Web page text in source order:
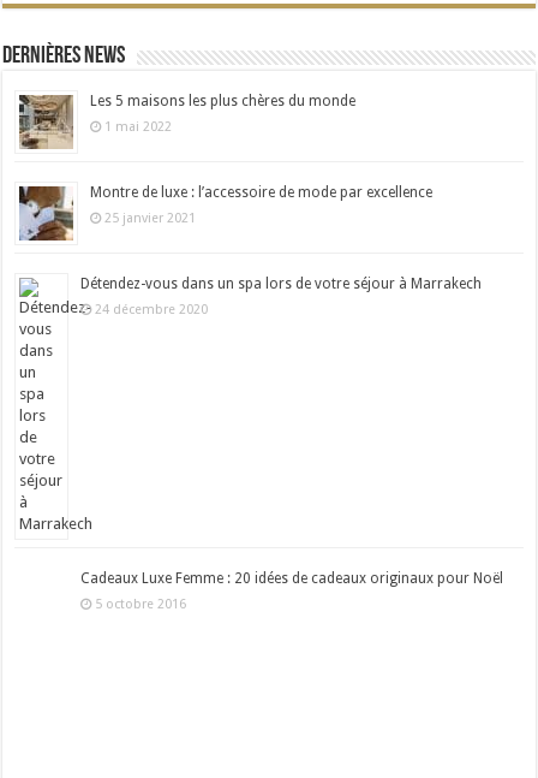
Dernières news
Les 5 maisons les plus chères du monde
1 mai 2022
Montre de luxe : l’accessoire de mode par excellence
25 janvier 2021
Détendez-vous dans un spa lors de votre séjour à Marrakech
24 décembre 2020
Cadeaux Luxe Femme : 20 idées de cadeaux originaux pour Noël
5 octobre 2016